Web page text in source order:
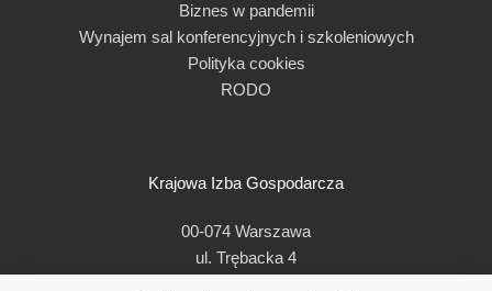
Krajowa Izba Gospodarcza
00-074 Warszawa
ul. Trębacka 4
Biznes w pandemii
Wynajem sal konferencyjnych i szkoleniowych
Polityka cookies
RODO